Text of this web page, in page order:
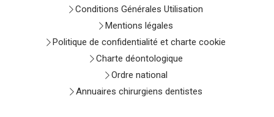
Conditions Générales Utilisation
Mentions légales
Politique de confidentialité et charte cookie
Charte déontologique
Ordre national
Annuaires chirurgiens dentistes